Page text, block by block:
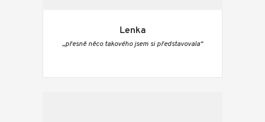
Lenka
„přesně něco takového jsem si představovala“